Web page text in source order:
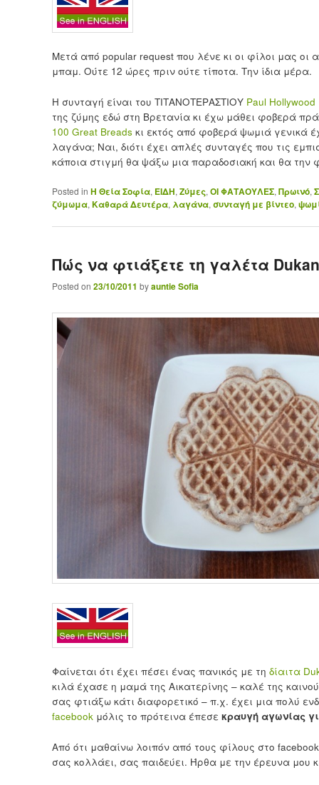
Μετά από popular request που λένε κι οι φίλοι μας
μπαμ. Ούτε 12 ώρες πριν ούτε τίποτα. Την ίδια μέρα.
Η συνταγή είναι του ΤΙΤΑΝΟΤΕΡΑΣΤΙΟΥ Paul Hollywood
της ζύμης εδώ στη Βρετανία κι έχω μάθει φοβερά
100 Great Breads κι εκτός από φοβερά ψωμιά γενικά
λαγάνα; Ναι, διότι έχει απλές συνταγές που τις
κάποια στιγμή θα ψάξω μια παραδοσιακή και θα την
Posted in H Θεία Σοφία, ΕΙΔΗ, Ζύμες, ΟΙ ΦΑΤΑΟΥΛΕΣ, Πρωινό,
ζύμωμα, Καθαρά Δευτέρα, λαγάνα, συνταγή με βίντεο,
Πώς να φτιάξετε τη γαλέτα Dukan
Posted on 23/10/2011 byauntie Sofia
Φαίνεται ότι έχει πέσει ένας πανικός με τη δίαιτα
κιλά έχασε η μαμά της Αικατερίνης – καλέ της
σας φτιάξω κάτι διαφορετικό – π.χ. έχει μια πολύ
facebookμόλις το πρότεινα έπεσε κραυγή αγωνίας
Από ότι μαθαίνω λοιπόν από τους φίλους στο
σας κολλάει, σας παιδεύει. Ήρθα με την έρευνα μου